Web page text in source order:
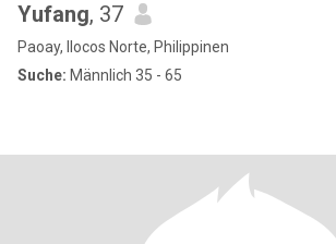
Yufang, 37
Paoay, Ilocos Norte, Philippinen
Suche: Männlich 35 - 65